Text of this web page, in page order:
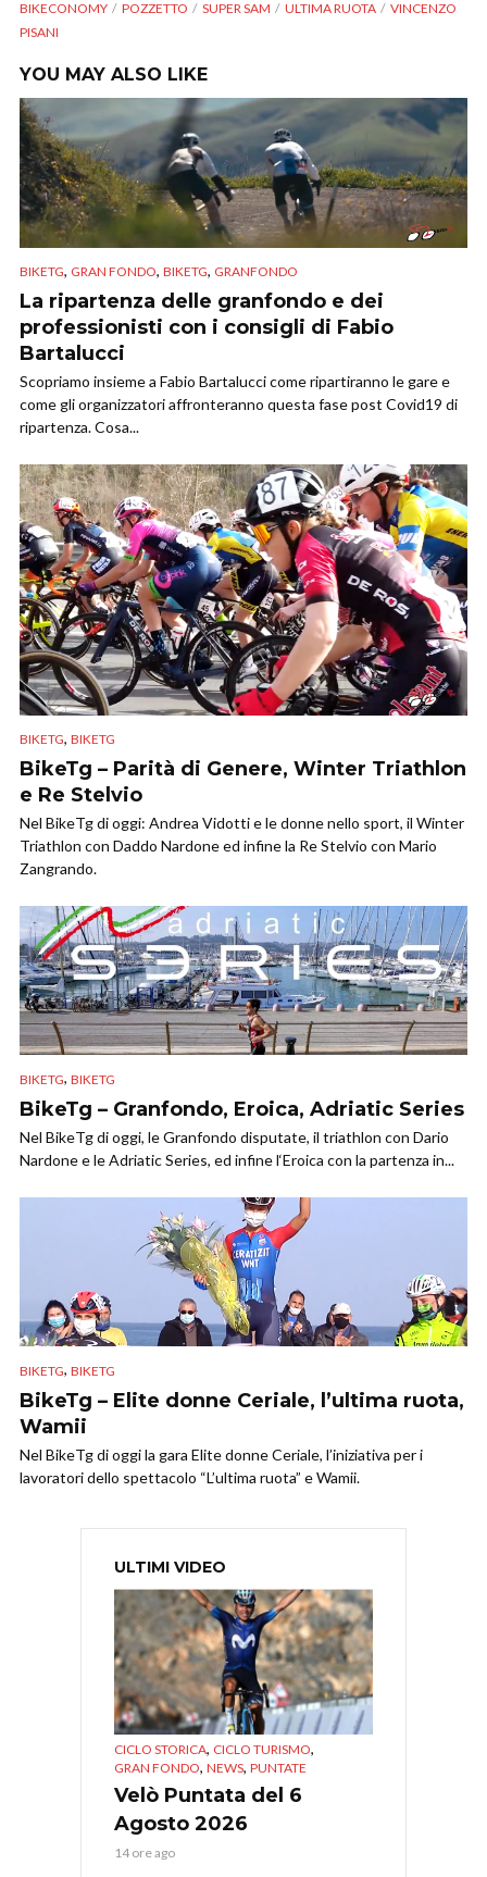
BIKECONOMY
POZZETTO SUPER SAM ULTIMA RUOTA
VINCENZO
PISANI
YOU MAY ALSO LIKE
BIKETG, GRAN FONDO, BIKETG, GRANFONDO
La ripartenza delle granfondo e dei
professionisti con i consigli di Fabio
Bartalucci
Scopriamo insieme a Fabio Bartalucci come ripartiranno le gare e
come gli organizzatori affronteranno questa fase post Covid19 di
ripartenza. Cosa...
BIKETG, BIKETG
BikeTg – Parità di Genere, Winter Triathlon
e Re Stelvio
Nel BikeTg di oggi: Andrea Vidotti e le donne nello sport, il Winter
Triathlon con Daddo Nardone ed infine la Re Stelvio con Mario
Zangrando.
BIKETG, BIKETG
BikeTg – Granfondo, Eroica, Adriatic Series
Nel BikeTg di oggi, le Granfondo disputate, il triathlon con Dario
Nardone e le Adriatic Series, ed infine l‘Eroica con la partenza in...
BIKETG, BIKETG
BikeTg – Elite donne Ceriale, l’ultima ruota,
Wamii
Nel BikeTg di oggi la gara Elite donne Ceriale, l’iniziativa per i
lavoratori dello spettacolo “L’ultima ruota” e Wamii.
ULTIMI VIDEO
CICLO STORICA, CICLO TURISMO,
GRAN FONDO, NEWS, PUNTATE
Velò Puntata del 6
Agosto 2026
14 ore ago